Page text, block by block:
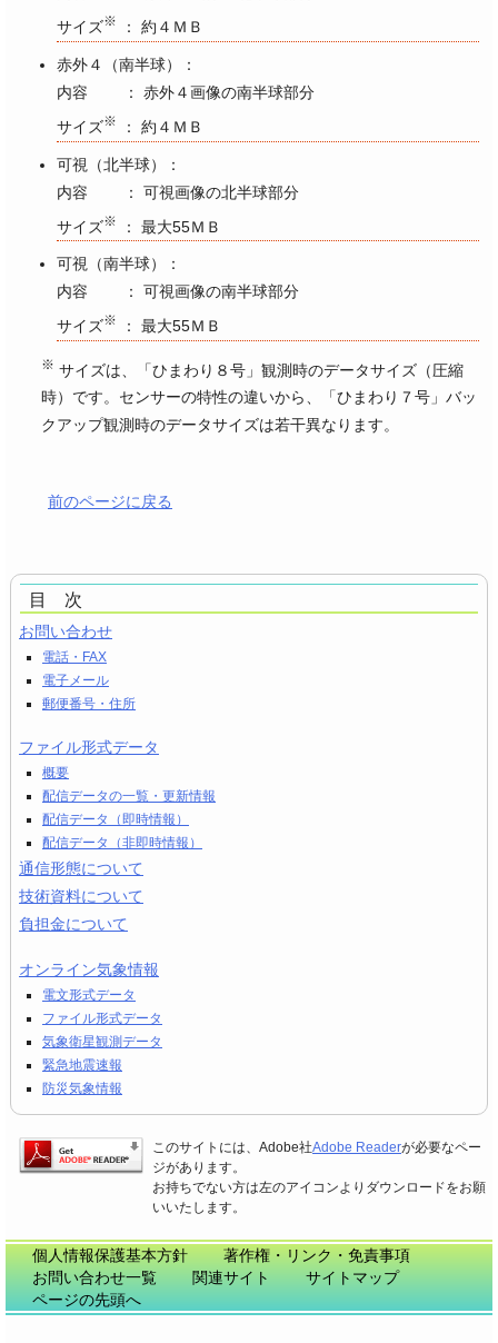
サイズ※ ： 約４ＭＢ
赤外４（南半球）：
内容 ： 赤外４画像の南半球部分
サイズ※ ： 約４ＭＢ
可視（北半球）：
内容 ： 可視画像の北半球部分
サイズ※ ： 最大55ＭＢ
可視（南半球）：
内容 ： 可視画像の南半球部分
サイズ※ ： 最大55ＭＢ
※ サイズは、「ひまわり８号」観測時のデータサイズ（圧縮
時）です。センサーの特性の違いから、「ひまわり７号」バッ
クアップ観測時のデータサイズは若干異なります。
前のページに戻る
目 次
お問い合わせ
電話・FAX
電子メール
郵便番号・住所
ファイル形式データ
概要
配信データの一覧・更新情報
配信データ（即時情報）
配信データ（非即時情報）
通信形態について
技術資料について
負担金について
オンライン気象情報
電文形式データ
ファイル形式データ
気象衛星観測データ
緊急地震速報
防災気象情報
このサイトには、Adobe社Adobe Readerが必要なペー
ジがあります。
お持ちでない方は左のアイコンよりダウンロードをお願
いいたします。
個人情報保護基本方針
著作権・リンク・免責事項
お問い合わせ一覧
関連サイト
サイトマップ
ページの先頭へ